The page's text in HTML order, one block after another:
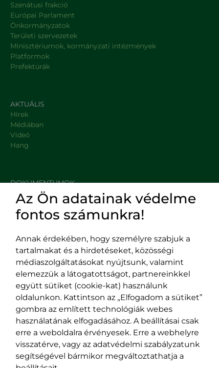
Szenátusi frakció
Európai Parlament
Önkormányzatok
Területi szervezetek
Minisztériumok, kormányzati intézmények
Platformok
Prefektúrák
AKTUÁLIS
Hírek
Médiában
Videó
Hang
DOKUMENTUMOK
HASZNOS LINKEK
Impresszum
Adatvédelmi szabályzat
EPP program
400029 Kolozsvár,
Fürdő (Card. Iuliu Hossu) utca, 41.
szám
tel/fax:0723 250 321
email:office@rmdsz.ro
400489 Kolozsvár,
Majális utca, 60.
szám
tel/fax:0264 590 758
email:
office@rmdsz.ro
Az Ön adatainak védelme
fontos számunkra!
Annak érdekében, hogy személyre szabjuk a
tartalmakat és a hirdetéseket, közösségi
médiaszolgáltatásokat nyújtsunk, valamint
elemezzük a látogatottságot, partnereinkkel
együtt sütiket (cookie-kat) használunk
oldalunkon. Kattintson az „Elfogadom a sütiket”
gombra az említett technológiák webes
használatának elfogadásához. A beállításai csak
erre a weboldalra érvényesek. Erre a webhelyre
visszatérve, vagy az adatvédelmi szabályzatunk
segítségével bármikor megváltoztathatja a